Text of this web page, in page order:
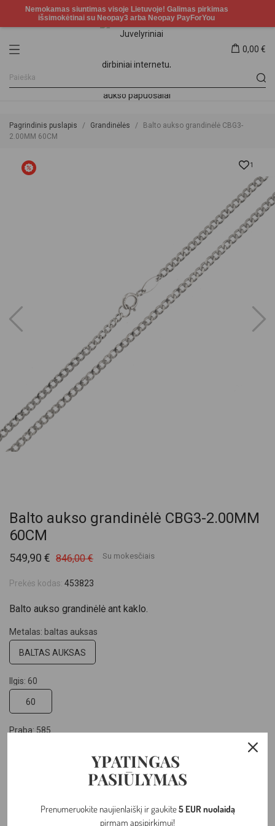
0,00 €
Pagrindinis puslapis Grandinėlės
Balto aukso grandinėlė CBG3-
2.00MM 60CM
1
Balto aukso grandinėlė CBG3-2.00MM
60CM
549,90 € 846,00 € Su mokesčiais
Prekės kodas: 453823
Balto aukso grandinėlė ant kaklo.
Metalas: baltas auksas
BALTAS AUKSAS
Ilgis: 60
60
Praba: 585
Pasirinkite svorį:: 2.35 gr
YPATINGAS
PASIŪLYMAS
Prenumeruokite naujienlaiškį ir gaukite5 EUR nuolaidą
pirmam apsipirkimui!